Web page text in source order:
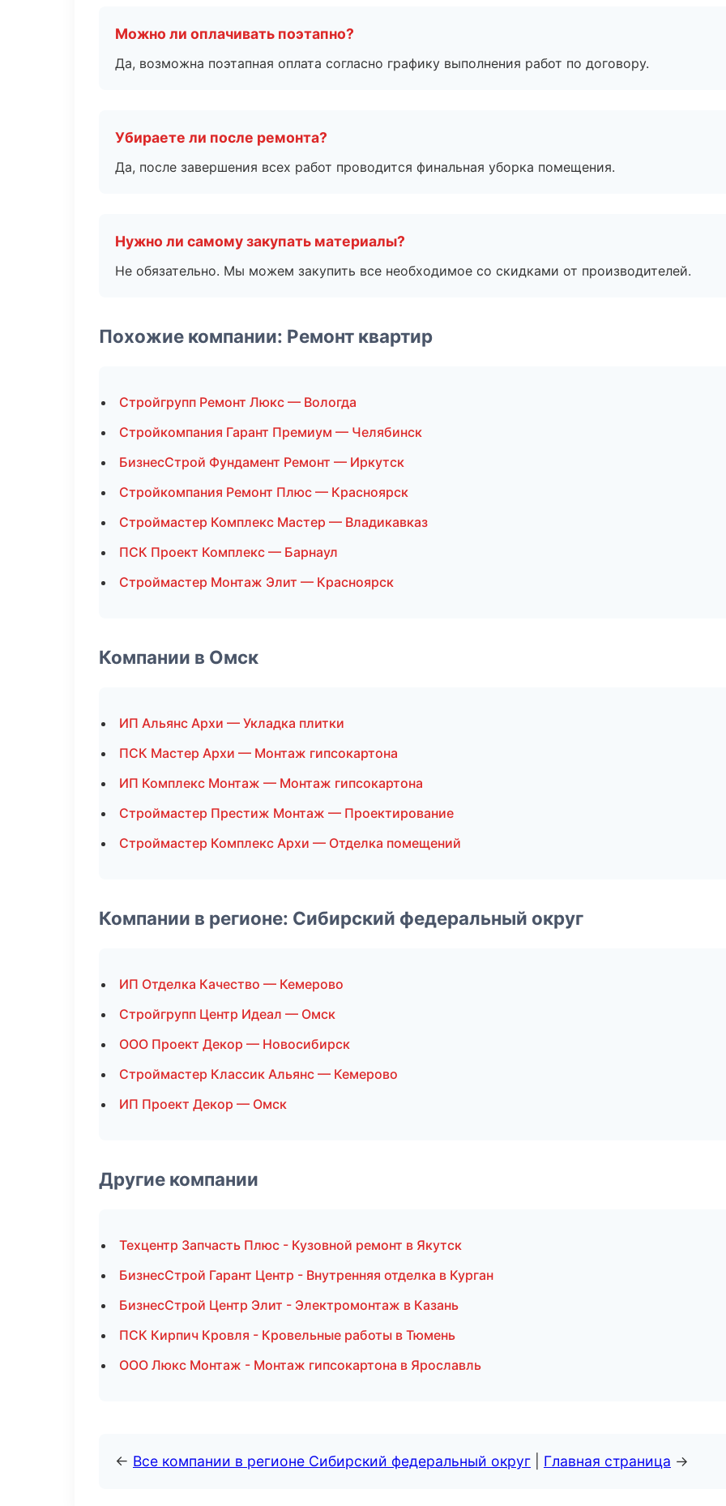
Можно ли оплачивать поэтапно?
Да, возможна поэтапная оплата согласно графику выполнения работ по договору.
Убираете ли после ремонта?
Да, после завершения всех работ проводится финальная уборка помещения.
Нужно ли самому закупать материалы?
Не обязательно. Мы можем закупить все необходимое со скидками от производителей.
Похожие компании: Ремонт квартир
Стройгрупп Ремонт Люкс — Вологда
Стройкомпания Гарант Премиум — Челябинск
БизнесСтрой Фундамент Ремонт — Иркутск
Стройкомпания Ремонт Плюс — Красноярск
Строймастер Комплекс Мастер — Владикавказ
ПСК Проект Комплекс — Барнаул
Строймастер Монтаж Элит — Красноярск
Компании в Омск
ИП Альянс Архи — Укладка плитки
ПСК Мастер Архи — Монтаж гипсокартона
ИП Комплекс Монтаж — Монтаж гипсокартона
Строймастер Престиж Монтаж — Проектирование
Строймастер Комплекс Архи — Отделка помещений
Компании в регионе: Сибирский федеральный округ
ИП Отделка Качество — Кемерово
Стройгрупп Центр Идеал — Омск
ООО Проект Декор — Новосибирск
Строймастер Классик Альянс — Кемерово
ИП Проект Декор — Омск
Другие компании
Техцентр Запчасть Плюс - Кузовной ремонт в Якутск
БизнесСтрой Гарант Центр - Внутренняя отделка в Курган
БизнесСтрой Центр Элит - Электромонтаж в Казань
ПСК Кирпич Кровля - Кровельные работы в Тюмень
ООО Люкс Монтаж - Монтаж гипсокартона в Ярославль
← Все компании в регионе Сибирский федеральный округ Главная страница →